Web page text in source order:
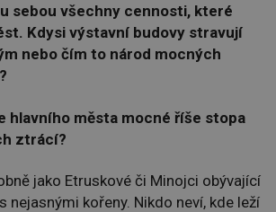
sebou všechny cennosti, které
Kdysi výstavní budovy stravují
nebo čím to národ mocných
hlavního města mocné říše stopa
ztrácí?
jako Etruskové či Minojci obývající
nejasnými kořeny. Nikdo neví, kde leží